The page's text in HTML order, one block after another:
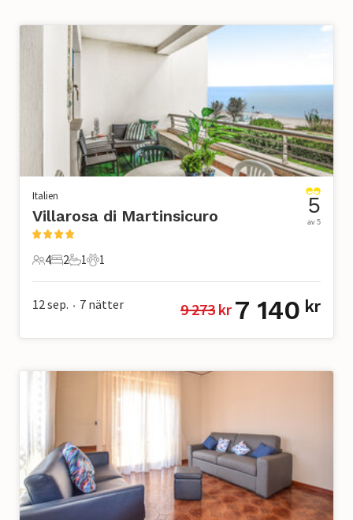
Italien
Villarosa di Martinsicuro
4 Gäster
4
2 Sovrum
2
1 Badrum
1
1 Husdjur
1
5
av 5
12 sep. • 7 nätter 9 273 kr 7 140 kr